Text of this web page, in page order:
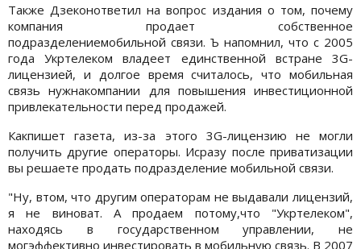
Также Дзеконответил на вопрос издания о том, почему
компания продает собственное
подразделениемобильной связи. Ъ напомнил, что с 2005
года Укртелеком владеет единственной встране 3G-
лицензией, и долгое время считалось, что мобильная
связь нужнакомпании для повышения инвестиционной
привлекательности перед продажей.
Какпишет газета, из-за этого 3G-лицензию не могли
получить другие операторы. Исразу после приватизации
вы решаете продать подразделение мобильной связи.
"Ну, втом, что другим операторам не выдавали лицензий,
я не виноват. А продаем потому,что "Укртелеком",
находясь в государственном управлении, не
могэффективно инвестировать в мобильную связь. В 2007